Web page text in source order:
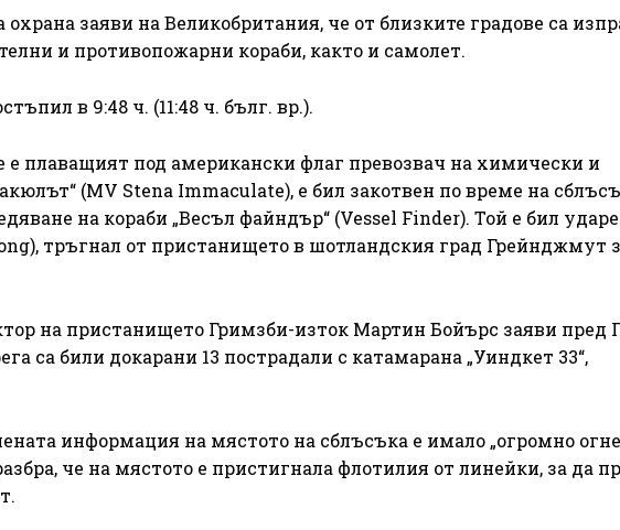
заяви на Великобритания, че от близките градове са
и противопожарни кораби, както и самолет.
в 9:48 ч. (11:48 ч. бълг. вр.).
е плаващият под американски флаг превозвач на химически и
(MV Stena Immaculate), е бил закотвен по време на
на кораби „Весъл файндър“ (Vessel Finder). Той е бил
тръгнал от пристанището в шотландския град Грейнджмут
на пристанището Гримзби-изток Мартин Бойърс заяви пред
са били докарани 13 пострадали с катамарана „Уиндкет 33“,
информация на мястото на сблъсъка е имало „огромно
че на мястото е пристигнала флотилия от линейки, за да